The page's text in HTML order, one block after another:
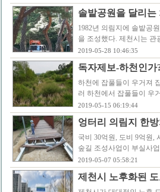
솔밭공원을 달리
1982년 의림지에 솔밭공
을 조성했다. 제천시는
2019-05-28 10:46:35
독자제보-하천인
하천에 잡풀들이 우거져
러 하천에서 잡풀들이 우
2019-05-15 06:19:44
엉터리 의림지 한
국비 30억원, 도비 9억원,
숲길 조성사업이 부실사
2019-05-07 05:58:21
제천시 노후화된